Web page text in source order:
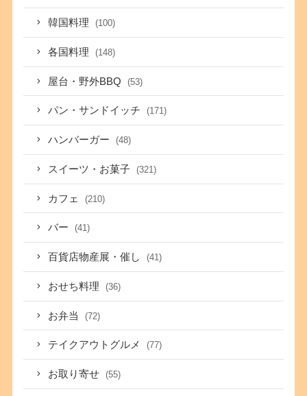
韓国料理 (100)
各国料理 (148)
屋台・野外BBQ (53)
パン・サンドイッチ (171)
ハンバーガー (48)
スイーツ・お菓子 (321)
カフェ (210)
バー (41)
百貨店物産展・催し (41)
おせち料理 (36)
お弁当 (72)
テイクアウトグルメ (77)
お取り寄せ (55)